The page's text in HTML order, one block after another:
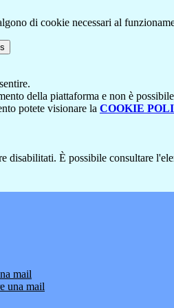
di cookie necessari al
della piattaforma e non è
potete visionare la COOKIE
disabilitati. È possibile consultare
mail
una mail